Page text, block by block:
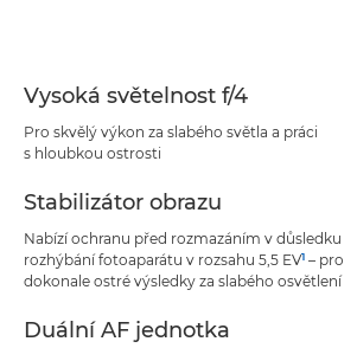
Vysoká světelnost f/4
Pro skvělý výkon za slabého světla a práci
s hloubkou ostrosti
Stabilizátor obrazu
Nabízí ochranu před rozmazáním v důsledku
rozhýbání fotoaparátu v rozsahu 5,5 EV1 – pro
dokonale ostré výsledky za slabého osvětlení
Duální AF jednotka